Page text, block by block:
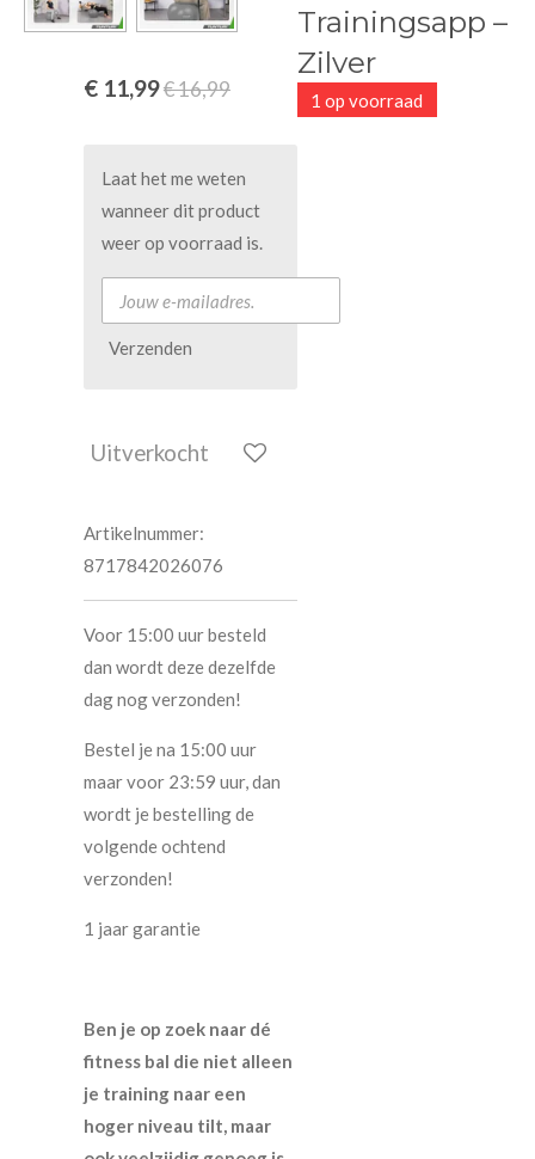
Trainingsapp –
Zilver
1 op voorraad
€ 11,99€ 16,99
Laat het me weten
wanneer dit product
weer op voorraad is.
Verzenden
Uitverkocht
Artikelnummer:
8717842026076
Voor 15:00 uur besteld
dan wordt deze dezelfde
dag nog verzonden!
Bestel je na 15:00 uur
maar voor 23:59 uur, dan
wordt je bestelling de
volgende ochtend
verzonden!
1 jaar garantie
Ben je op zoek naar dé
fitness bal die niet alleen
je training naar een
hoger niveau tilt, maar